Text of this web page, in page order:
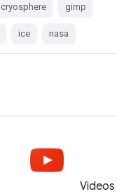
cryosphere gimp
ice nasa
Videos